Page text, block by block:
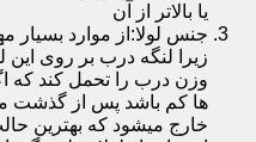
یا بالاتر از آن
جنس لولا:از موارد بسیار
زیرا لنگه درب بر روی این
وزن درب را تحمل کند که
ها کم باشد پس از گذشت